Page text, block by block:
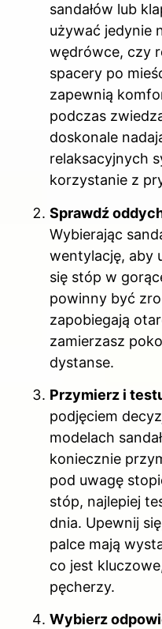
sandałów lub
używać jedynie
wędrówce, czy
spacery po
zapewnią
podczas
doskonale
relaksacyjnych
korzystanie z
Sprawdź
Wybierając
wentylację, aby
się stóp w
powinny być
zapobiegają
zamierzasz
dystanse.
Przymierz i
podjęciem
modelach
koniecznie
pod uwagę
stóp, najlepiej
dnia. Upewnij
palce mają
co jest
pęcherzy.
Wybierz